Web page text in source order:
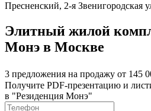
Пресненский, 2-я Звенигородская
Элитный жилой
Монэ в Москве
3 предложения на продажу от 145
Получите PDF-презентацию и
в "Резиденция Монэ"